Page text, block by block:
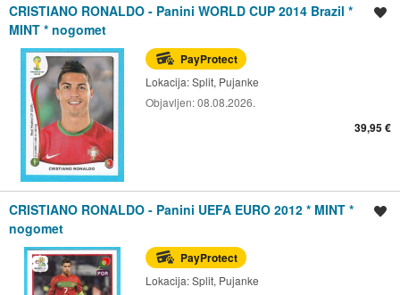
CRISTIANO RONALDO - Panini WORLD CUP 2014 Brazil *
MINT * nogomet
PayProtect
Lokacija:Split, Pujanke
Objavljen:08.08.2026.
39,95 €
CRISTIANO RONALDO - Panini UEFA EURO 2012 * MINT *
nogomet
PayProtect
Lokacija:Split, Pujanke